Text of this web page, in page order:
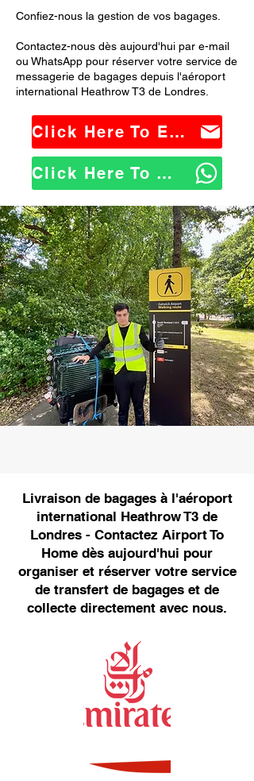
Confiez-nous la gestion de vos bagages.
Contactez-nous dès aujourd'hui par e-mail
ou WhatsApp pour réserver votre service de
messagerie de bagages depuis l'aéroport
international Heathrow T3 de Londres.
Click Here To Email Us
Click Here To WhatsApp Us
Livraison de bagages à l'aéroport
international Heathrow T3 de
Londres - Contactez Airport To
Home dès aujourd'hui pour
organiser et réserver votre service
de transfert de bagages et de
collecte directement avec nous.